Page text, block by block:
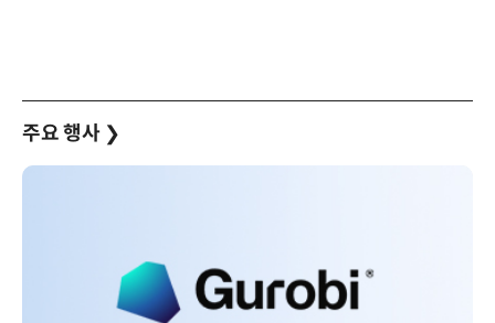
주요 행사 ❯